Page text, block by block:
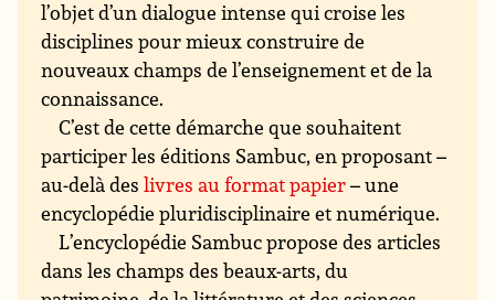
l’objet d’un dialogue intense qui croise les
disciplines pour mieux construire de
nouveaux champs de l’enseignement et de la
connaissance.
C’est de cette démarche que souhaitent
participer les éditions Sambuc, en proposant –
au-delà deslivres au format papier– une
encyclopédie pluridisciplinaire et numérique.
L’encyclopédie Sambuc propose des articles
dans les champs des beaux-arts, du